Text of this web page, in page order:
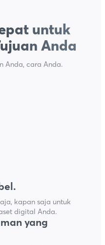
untuk
Anda
Anda, cara Anda.
kapan saja untuk
digital Anda.
yang